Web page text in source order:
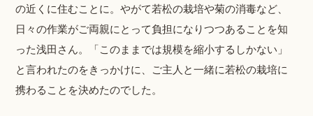
の近くに住むことに。やがて若松の栽培や菊の消毒など、
日々の作業がご両親にとって負担になりつつあることを知
った浅田さん。「このままでは規模を縮小するしかない」
と言われたのをきっかけに、ご主人と一緒に若松の栽培に
携わることを決めたのでした。